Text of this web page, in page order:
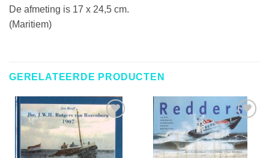
De afmeting is 17 x 24,5 cm.
(Maritiem)
GERELATEERDE PRODUCTEN
TOEVOEGEN
AAN
VERLANGLIJST
TOEVOEGEN
AAN
VERLANGLIJST